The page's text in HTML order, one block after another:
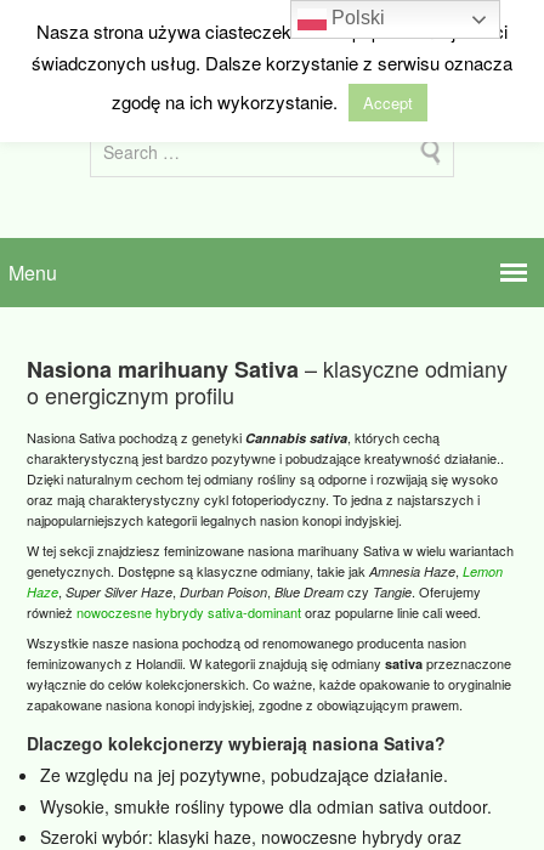
HIDEANDSEED.NL
Nasiona marihuany z Holandii
Nasiona marihuany Sativa– klasyczne odmiany
o energicznym profilu
Nasiona Sativa pochodzą z genetykiCannabis sativa, których cechą
charakterystyczną jest bardzo pozytywne i pobudzające kreatywność działanie..
Dzięki naturalnym cechom tej odmiany rośliny są odporne i rozwijają się wysoko
oraz mają charakterystyczny cykl fotoperiodyczny. To jedna z najstarszych i
najpopularniejszych kategorii legalnych nasion konopi indyjskiej.
W tej sekcji znajdziesz feminizowane nasiona marihuany Sativa w wielu wariantach
genetycznych. Dostępne są klasyczne odmiany, takie jakAmnesia Haze,Lemon
Haze,Super Silver Haze,Durban Poison,Blue Dream czy Tangie. Oferujemy
równieżnowoczesne hybrydy sativa‑dominantoraz popularne linie cali weed.
Wszystkie nasze nasiona pochodzą od renomowanego producenta nasion
feminizowanych z Holandii. W kategorii znajdują się odmianysativa przeznaczone
wyłącznie do celów kolekcjonerskich. Co ważne, każde opakowanie to oryginalnie
zapakowane nasiona konopi indyjskiej, zgodne z obowiązującym prawem.
Dlaczego kolekcjonerzy wybierają nasiona Sativa?
Ze względu na jej pozytywne, pobudzające działanie.
Wysokie, smukłe rośliny typowe dla odmian sativa outdoor.
Szeroki wybór: klasyki haze, nowoczesne hybrydy oraz
Nasza strona używa ciasteczek w celu poprawienia jakości
świadczonych usług. Dalsze korzystanie z serwisu oznacza
zgodę na ich wykorzystanie.
Accept
Polski